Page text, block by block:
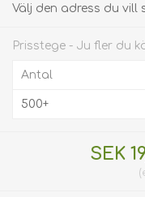
Välj den adress du vill
Prisstege - Ju fler du
Antal
500+
SEK